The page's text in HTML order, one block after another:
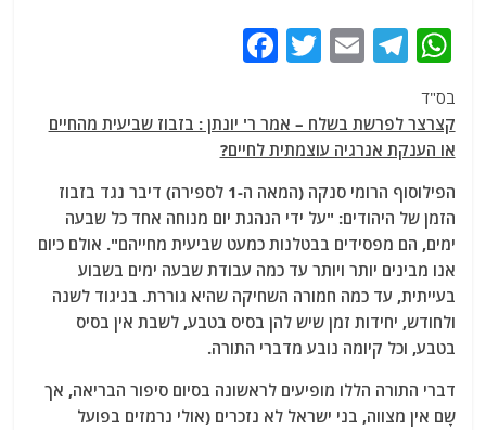
W
at
s
A
p
p
T
e
g
ra
m
E
ai
l
T
itt
er
c
e
b
o
o
k
בס"ד
קצרצר לפרשת בשלח – אמר ר' יונתן : בזבוז שביעית מהחיים
או הענקת אנרגיה עוצמתית לחיים?
הפילוסוף הרומי סנקה (המאה ה-1 לספירה) דיבר נגד בזבוז
הזמן של היהודים: "על ידי הנהגת יום מנוחה אחד כל שבעה
ימים, הם מפסידים בבטלנות כמעט שביעית מחייהם". אולם כיום
אנו מבינים יותר ויותר עד כמה עבודת שבעה ימים בשבוע
בעייתית, עד כמה חמורה השחיקה שהיא גוררת. בניגוד לשנה
ולחודש, יחידות זמן שיש להן בסיס בטבע, לשבת אין בסיס
בטבע, וכל קיומה נובע מדברי התורה.
דברי התורה הללו מופיעים לראשונה בסיום סיפור הבריאה, אך
שָם אין מצווה, בני ישראל לא נזכרים (אולי נרמזים בפועל